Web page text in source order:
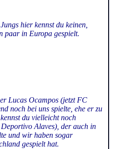
hier kennst du keinen,
paar in Europa gespielt.
Lucas Ocampos (jetzt FC
noch bei uns spielte, ehe er zu
du vielleicht noch
Alaves), der auch in
und wir haben sogar
gespielt hat.